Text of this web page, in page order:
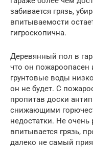
забивается грязь,
впитываемости
гигроскопична.
Деревянный пол в
что он пожароопасен
грунтовые воды
он не будет. С
пропитав доски
снижающими
недостатки. Не очень
впитывается грязь,
далеко не самый